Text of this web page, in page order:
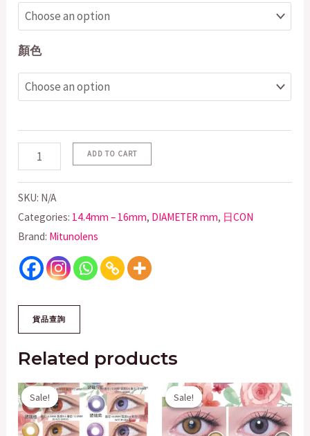
顏色
ADD TO CART
SKU: N/A
Categories: 14.4mm – 16mm, DIAMETER mm, 日CON
Brand: Mitunolens
Related products
Sale!
Sale!
Original
price
was:
$60.00.
Current
price
is:
$50.00.
Sale!
Sale!
Original
price
was:
$200.00.
Current
price
is:
$50.00.